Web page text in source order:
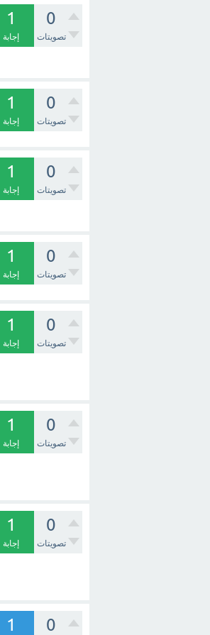
0
تصويتات
1
إجابة
0
تصويتات
1
إجابة
0
تصويتات
1
إجابة
0
تصويتات
1
إجابة
0
تصويتات
1
إجابة
0
تصويتات
1
إجابة
0
تصويتات
1
إجابة
0
1